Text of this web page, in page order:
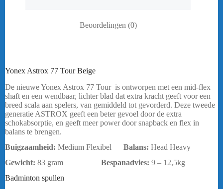
Beoordelingen (0)
Yonex Astrox 77 Tour Beige
De nieuwe Yonex Astrox 77 Tour is ontworpen met een mid-flex
shaft en een wendbaar, lichter blad dat extra kracht geeft voor een
breed scala aan spelers, van gemiddeld tot gevorderd. Deze tweede
generatie ASTROX geeft een beter gevoel door de extra
schokabsorptie, en geeft meer power door snapback en flex in
balans te brengen.
Buigzaamheid: Medium Flexibel Balans: Head Heavy
Gewicht: 83 gram Bespanadvies: 9 – 12,5kg
Badminton spullen